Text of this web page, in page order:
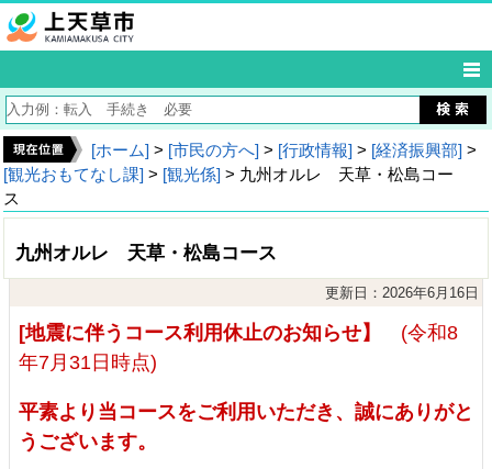
[ホーム] > [市民の方へ] > [行政情報] > [経済振興部] >
[観光おもてなし課] > [観光係] > 九州オルレ 天草・松島コー
ス
九州オルレ 天草・松島コース
更新日：2026年6月16日
[地震に伴うコース利用休止のお知らせ】 (令和8
年7月31日時点)
平素より当コースをご利用いただき、誠にありがと
うございます。